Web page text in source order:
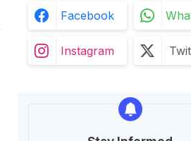
Facebook
Instagram